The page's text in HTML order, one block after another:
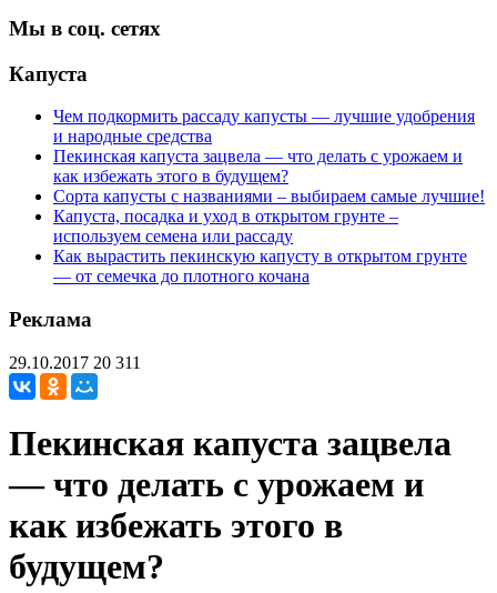
Мы в соц. сетях
Капуста
Чем подкормить рассаду капусты — лучшие удобрения
и народные средства
Пекинская капуста зацвела — что делать с урожаем и
как избежать этого в будущем?
Сорта капусты с названиями – выбираем самые лучшие!
Капуста, посадка и уход в открытом грунте –
используем семена или рассаду
Как вырастить пекинскую капусту в открытом грунте
— от семечка до плотного кочана
Реклама
29.10.2017 20 311
Пекинская капуста зацвела
— что делать с урожаем и
как избежать этого в
будущем?